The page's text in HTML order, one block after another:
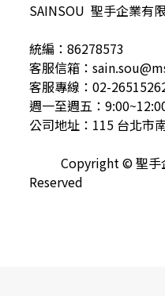
SAINSOU 聖手企業有
統編：86278573
客服信箱：
客服專線：02-
週一至週五：
公司地址：115 台北市
Copyright © 聖手
Reserved